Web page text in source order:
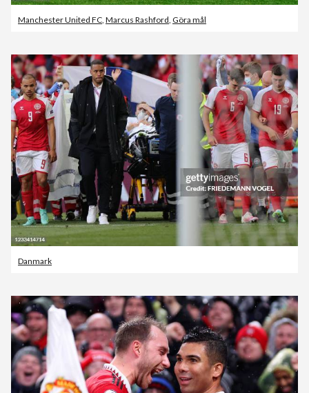
Manchester United FC, Marcus Rashford, Göra mål
Danmark